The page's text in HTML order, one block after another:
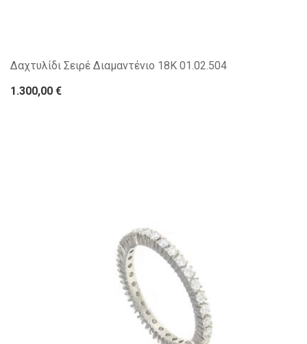
Δαχτυλίδι Σειρέ Διαμαντένιο 18Κ 01.02.504
1.300,00 €